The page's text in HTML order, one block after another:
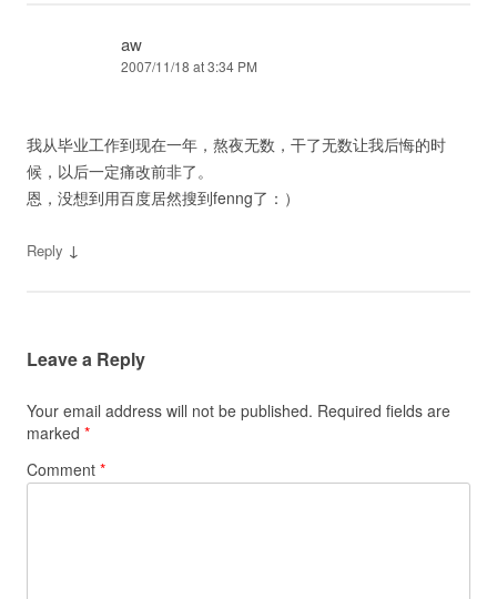
aw
2007/11/18 at 3:34 PM
我从毕业工作到现在一年，熬夜无数，干了无数让我后悔的时
候，以后一定痛改前非了。
恩，没想到用百度居然搜到fenng了：）
Reply ↓
Leave a Reply
Your email address will not be published. Required fields are
marked *
Comment *